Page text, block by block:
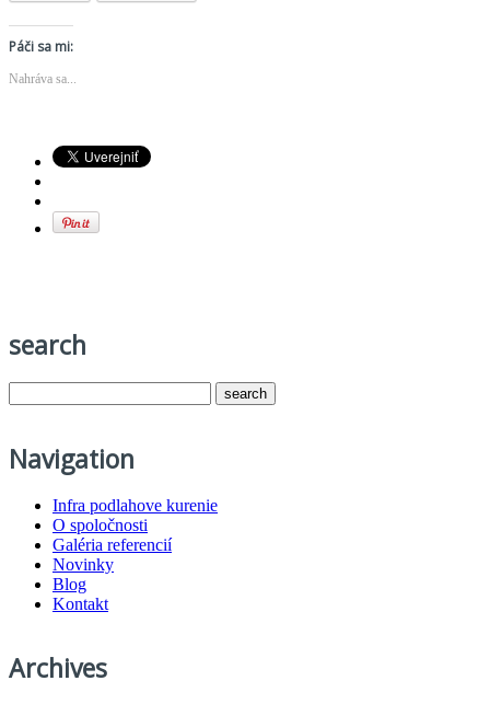
Páči sa mi:
Nahráva sa...
search
Navigation
Infra podlahove kurenie
O spoločnosti
Galéria referencií
Novinky
Blog
Kontakt
Archives